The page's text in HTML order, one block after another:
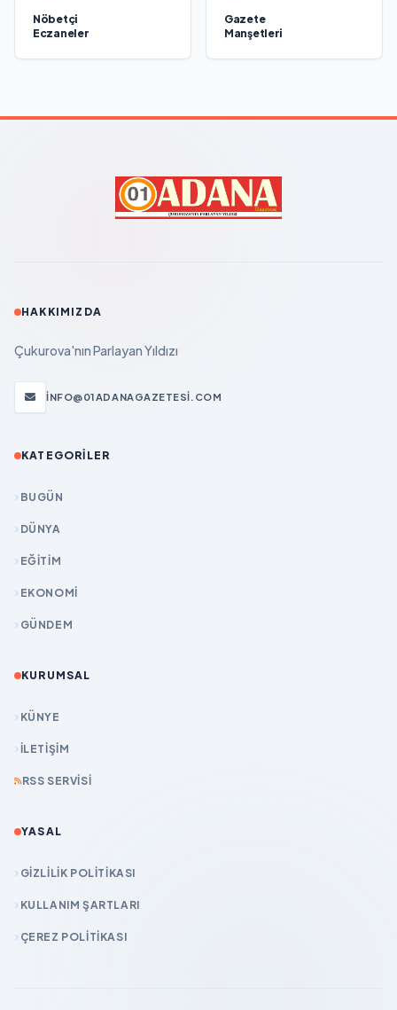
Nöbetçi
Eczaneler
Gazete
Manşetleri
HAKKIMIZDA
Çukurova'nın Parlayan Yıldızı
INFO@01ADANAGAZETESI.COM
KATEGORILER
BUGÜN
DÜNYA
EĞİTİM
EKONOMİ
GÜNDEM
KURUMSAL
KÜNYE
İLETIŞIM
RSS SERVISI
YASAL
GIZLILIK POLITIKASI
KULLANIM ŞARTLARI
ÇEREZ POLITIKASI